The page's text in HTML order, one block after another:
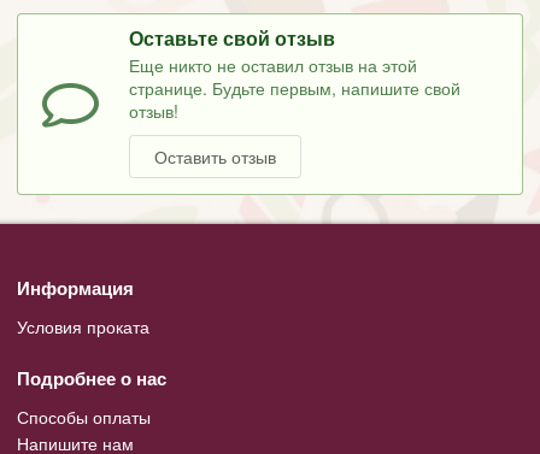
Оставьте свой отзыв
Еще никто не оставил отзыв на этой
странице. Будьте первым, напишите свой
отзыв!
Оставить отзыв
Информация
Условия проката
Подробнее о нас
Способы оплаты
Напишите нам